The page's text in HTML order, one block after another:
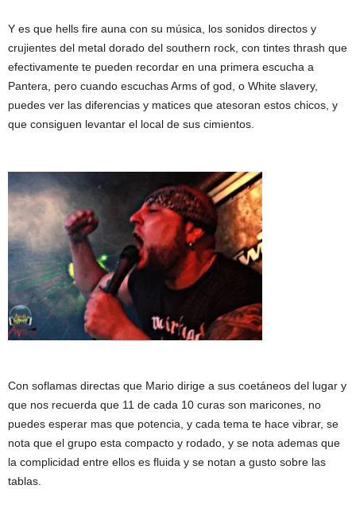
Y es que hells fire auna con su música, los sonidos directos y
crujientes del metal dorado del southern rock, con tintes thrash que
efectivamente te pueden recordar en una primera escucha a
Pantera, pero cuando escuchas Arms of god, o White slavery,
puedes ver las diferencias y matices que atesoran estos chicos, y
que consiguen levantar el local de sus cimientos.
Con soflamas directas que Mario dirige a sus coetáneos del lugar y
que nos recuerda que 11 de cada 10 curas son maricones, no
puedes esperar mas que potencia, y cada tema te hace vibrar, se
nota que el grupo esta compacto y rodado, y se nota ademas que
la complicidad entre ellos es fluida y se notan a gusto sobre las
tablas.